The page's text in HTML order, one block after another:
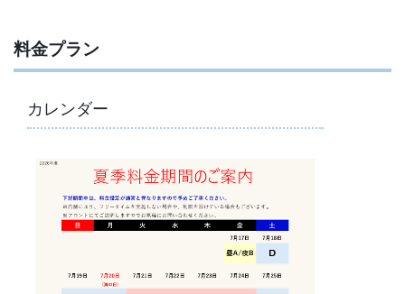
料金プラン
カレンダー